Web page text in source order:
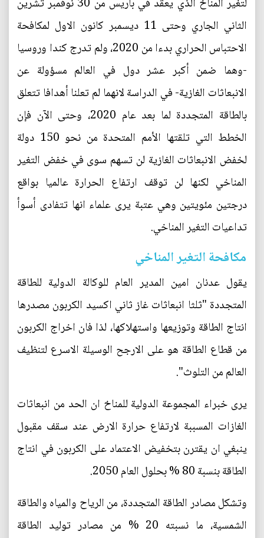
لتغير المناخ الذي يعقد في باريس من 30 نوفمبر تشرين
الثاني الجاري وحتى 11 ديسمبر كانون الاول لمكافحة
الاحتباس الحراري بدءا من 2020، ولم تدرج كندا وروسيا
-وهما ضمن أكبر عشر دول في العالم مسؤولة عن
الانبعاثات الغازية- في الدراسة لانهما لم تعلنا أهدافا تتعلق
بالطاقة المتجددة لما بعد عام 2020، وحتى الآن فإن
الخطط التي تلقتها الأمم المتحدة من نحو 150 دولة
لخفض الانبعاثات الغازية لن تسهم سوى في خفض التغير
المناخي لكنها لن توقف ارتفاع الحرارة عالميا بواقع
درجتين مئويتين وهي عتبة يرى علماء انها تتفادى أسوأ
تداعيات التغير المناخي.
مكافحة التغير المناخي
يقول عدنان امين المدير العام للوكالة الدولية للطاقة
المتجددة "ثلثا انبعاثات غاز ثاني اكسيد الكربون مصدرها
انتاج الطاقة وتوزيعها واستهلاكها، لذا فان اخراج الكربون
من قطاع الطاقة هو على الارجح الوسيلة الاسرع لتنظيف
العالم من التلوث".
يرى خبراء المجموعة الدولية للمناخ ان الحد من انبعاثات
الغازات المسببة لارتفاع حرارة الارض عند سقف مقبول
ينبغي ان يقترن بتخفيض الاعتماد على الكربون في انتاج
الطاقة بنسبة 80 % بحلول العام 2050.
وتشكل مصادر الطاقة المتجددة، من الرياح والمياه والطاقة
الشمسية، ما نسبته 20 % من مصادر توليد الطاقة